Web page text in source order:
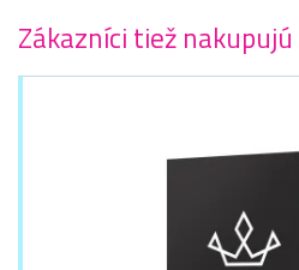
Zákazníci tiež nakupujú